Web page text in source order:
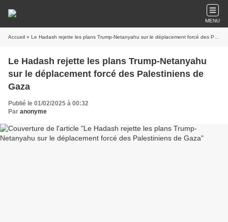
MENU
Accueil » Le Hadash rejette les plans Trump-Netanyahu sur le déplacement forcé des Palestiniens de Gaza
Le Hadash rejette les plans Trump-Netanyahu
sur le déplacement forcé des Palestiniens de
Gaza
Publié le 01/02/2025 à 00:32
Par anonyme